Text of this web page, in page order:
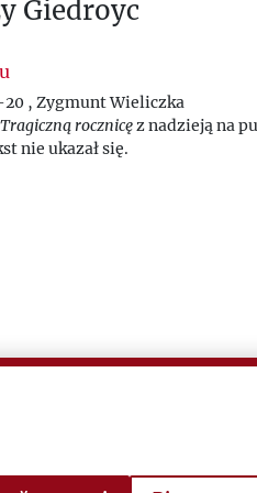
Giedroyc
20 , Zygmunt Wieliczka
Tragiczną rocznicęz nadzieją na
nie ukazał się.